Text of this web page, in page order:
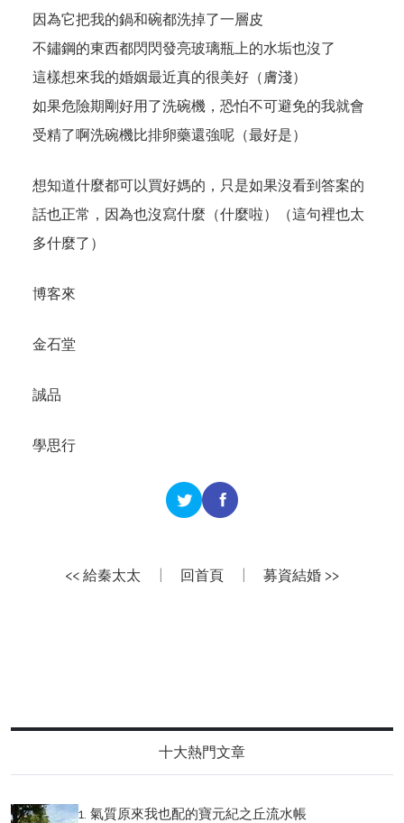
因為它把我的鍋和碗都洗掉了一層皮
不鏽鋼的東西都閃閃發亮玻璃瓶上的水垢也沒了
這樣想來我的婚姻最近真的很美好（膚淺）
如果危險期剛好用了洗碗機，恐怕不可避免的我就會
受精了啊洗碗機比排卵藥還強呢（最好是）
想知道什麼都可以買好媽的，只是如果沒看到答案的
話也正常，因為也沒寫什麼（什麼啦）（這句裡也太
多什麼了）
博客來
金石堂
誠品
學思行
<< 給秦太太 回首頁 募資結婚 >>
十大熱門文章
1. 氣質原來我也配的寶元紀之丘流水帳